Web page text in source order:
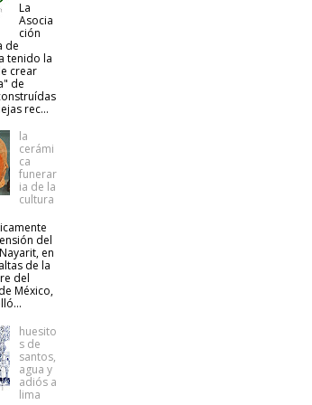
La
Asocia
ción
de
tenido la
crear
de
rec...
la
cerámi
ca
funerar
ia de la
cultura
del
en
de la
del
México,
huesito
s de
santos,
agua y
adiós a
lima